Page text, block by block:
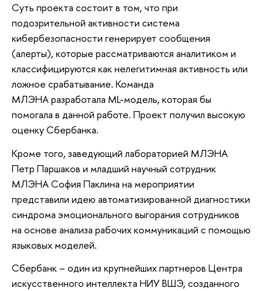
Суть проекта состоит в том, что при
подозрительной активности система
кибербезопасности генерирует сообщения
(алерты), которые рассматриваются аналитиком и
классифицируются как нелегитимная активность или
ложное срабатывание. Команда
МЛЭНА разработала ML-модель, которая бы
помогала в данной работе. Проект получил высокую
оценку Сбербанка.
Кроме того, заведующий лабораторией МЛЭНА
Петр Паршаков и младший научный сотрудник
МЛЭНА София Паклина на мероприятии
представили идею автоматизированной диагностики
синдрома эмоционального выгорания сотрудников
на основе анализа рабочих коммуникаций с помощью
языковых моделей.
Сбербанк – один из крупнейших партнеров Центра
искусственного интеллекта НИУ ВШЭ, созданного